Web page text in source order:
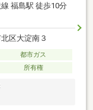
線 福島駅 徒歩10分
区大淀南３
都市ガス
所有権